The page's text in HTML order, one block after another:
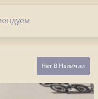
Нет В Наличии